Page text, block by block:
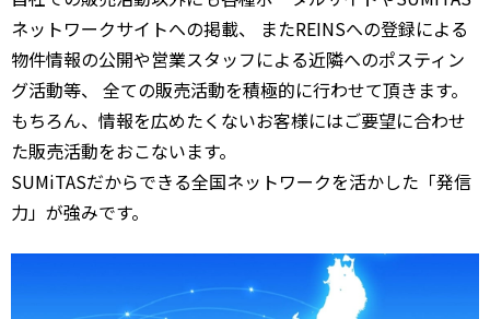
ネットワークサイトへの掲載、 またREINSへの登録による
物件情報の公開や営業スタッフによる近隣へのポスティン
グ活動等、 全ての販売活動を積極的に行わせて頂きます。
もちろん、情報を広めたくないお客様にはご要望に合わせ
た販売活動をおこないます。
SUMiTASだからできる全国ネットワークを活かした「発信
力」が強みです。